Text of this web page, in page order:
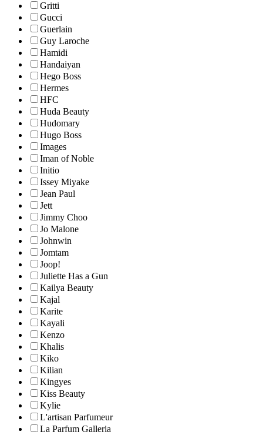
Gritti
Gucci
Guerlain
Guy Laroche
Hamidi
Handaiyan
Hego Boss
Hermes
HFC
Huda Beauty
Hudomary
Hugo Boss
Images
Iman of Noble
Initio
Issey Miyake
Jean Paul
Jett
Jimmy Choo
Jo Malone
Johnwin
Jomtam
Joop!
Juliette Has a Gun
Kailya Beauty
Kajal
Karite
Kayali
Kenzo
Khalis
Kiko
Kilian
Kingyes
Kiss Beauty
Kylie
L'artisan Parfumeur
La Parfum Galleria